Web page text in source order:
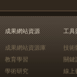
成果網站資源
成果網站資源庫
教育學習
學術研究
工具
技術
關鍵
線上